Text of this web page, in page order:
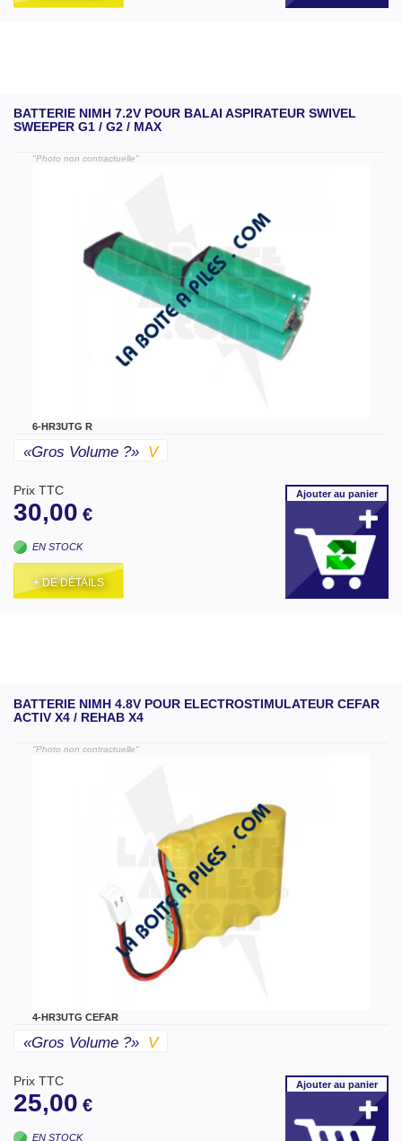
BATTERIE NIMH 7.2V POUR BALAI ASPIRATEUR SWIVEL
SWEEPER G1 / G2 / MAX
"Photo non contractuelle"
6-HR3UTG R
«gros Volume ?» V
Prix TTC
30,00 €
EN STOCK
+ DE DÉTAILS
Ajouterau panier
BATTERIE NIMH 4.8V POUR ELECTROSTIMULATEUR CEFAR
ACTIV X4 / REHAB X4
"Photo non contractuelle"
4-HR3UTG CEFAR
«gros Volume ?» V
Prix TTC
25,00 €
EN STOCK
Ajouterau panier